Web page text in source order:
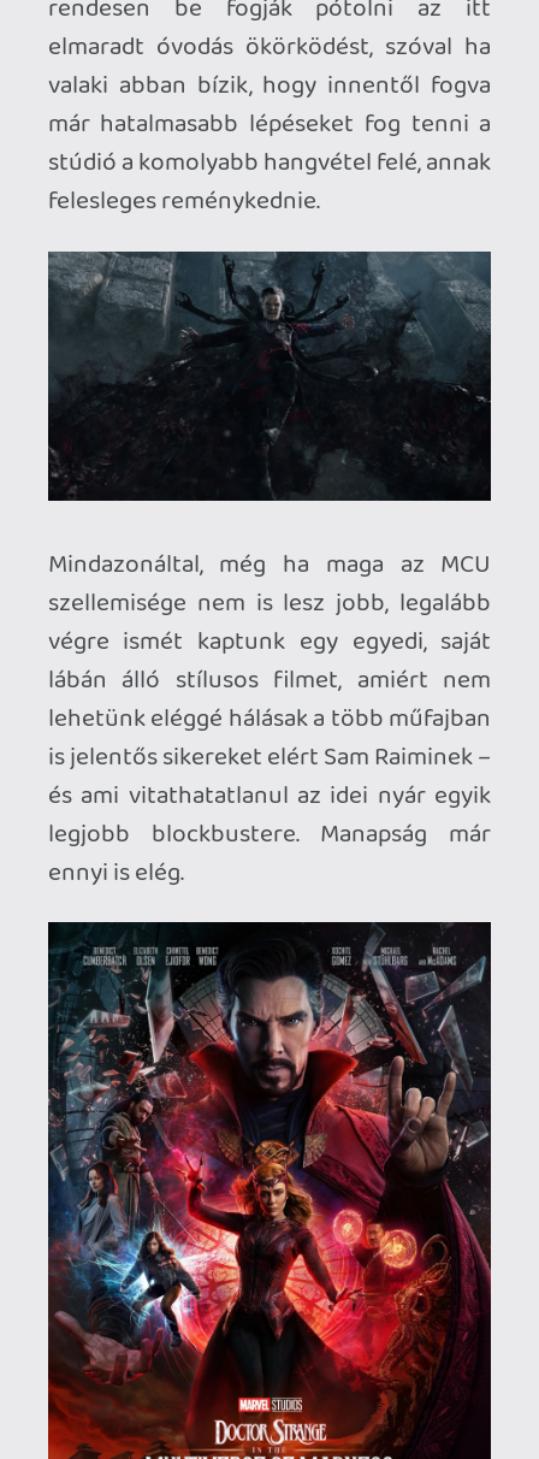
Kérdés : ha ezt a filmet érteni akarom,
akkor elég csupán a 4. fázis mozifilmjeit
megnézni, vagy jobb, ha a WandaVisiont is
ledarálom előtte? Esetleg más
sorozatokat is "muszáj" hozzá?
2022.05.19 00:19:38
De attól ennek még köze nincs egy
Comedian
2022.05.18 11:47:54
2022.05.18 11:47:54 #1xchq
A kör is 16-os, mint ahogy ez a film is. Meg
még jónéhány horror.
Kuresz
2022.05.18 09:24:21
Kuresz 2022.05.18 09:24:21 #1xchj
egy horrorhoz a rendezőn kívül. Oké, hogy
a többi, egyébként kb 6+ éves besorolású
marvelnél kicsit merészebb, de 12+ nál
nem emlegetnék horrort.
2022.05.13 16:11:11
Laza 2022.05.13 12:32:32 #1xc52
Doberman 2022.05.12 18:49:31 #1xc23
Jó kis varázslós film lenne ez, csak kár volt
azért a pár bugyuta töltelékhős jellegű
valamiért a másik univerzumban. :S
Hwopapa 2022.05.12 13:43:56 #1xc0k
SPOILER
Comedian 2022.05.12 10:13:20
Comedian 2022.05.12 10:13:20 #1xbz6
"miért nem tűnik fel egy Robert Downey
valamelyik univerzumból? "
Robert Downey Jr. maga mondta, hogy a
Végjátékkal ő végzett az MCU-val, ezért
nem adta a hangját a karakternek a What
If...?-ben sem.